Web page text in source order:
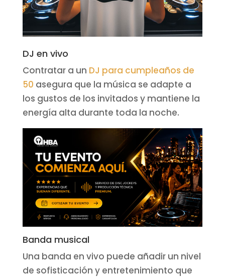
DJ en vivo
Contratar a un DJ para cumpleaños de
50 asegura que la música se adapte a
los gustos de los invitados y mantiene la
energía alta durante toda la noche.
Banda musical
Una banda en vivo puede añadir un nivel
de sofisticación y entretenimiento que